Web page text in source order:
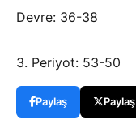
Devre: 36-38
3. Periyot: 53-50
Paylaş Paylaş